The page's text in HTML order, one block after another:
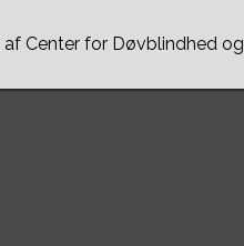
Center for Døvblindhed og